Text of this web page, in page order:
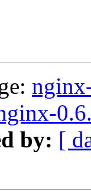
by: [